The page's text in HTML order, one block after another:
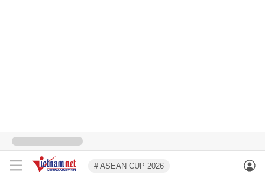
# ASEAN CUP 2026